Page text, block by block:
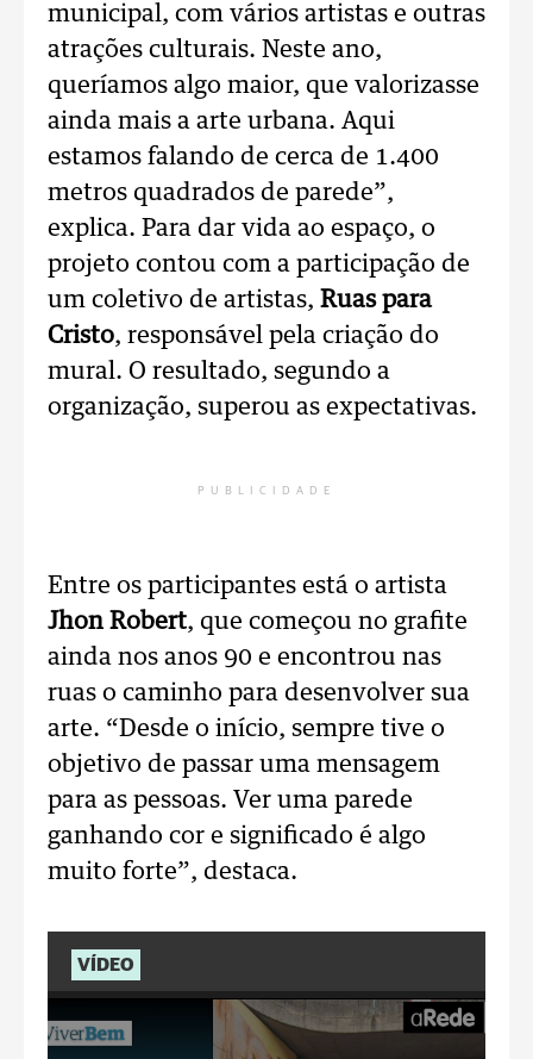
municipal, com vários artistas e outras
atrações culturais. Neste ano,
queríamos algo maior, que valorizasse
ainda mais a arte urbana. Aqui
estamos falando de cerca de 1.400
metros quadrados de parede”,
explica. Para dar vida ao espaço, o
projeto contou com a participação de
um coletivo de artistas, Ruas para
Cristo, responsável pela criação do
mural. O resultado, segundo a
organização, superou as expectativas.
PUBLICIDADE
Entre os participantes está o artista
Jhon Robert, que começou no grafite
ainda nos anos 90 e encontrou nas
ruas o caminho para desenvolver sua
arte. “Desde o início, sempre tive o
objetivo de passar uma mensagem
para as pessoas. Ver uma parede
ganhando cor e significado é algo
muito forte”, destaca.
VÍDEO